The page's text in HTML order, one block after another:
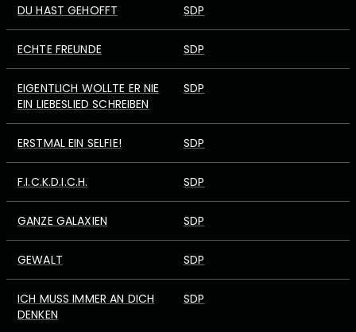
DU HAST GEHOFFT SDP
ECHTE FREUNDE SDP
EIGENTLICH WOLLTE ER NIE
EIN LIEBESLIED SCHREIBEN
SDP
ERSTMAL EIN SELFIE! SDP
F.I.C.K.D.I.C.H. SDP
GANZE GALAXIEN SDP
GEWALT SDP
ICH MUSS IMMER AN DICH
DENKEN
SDP